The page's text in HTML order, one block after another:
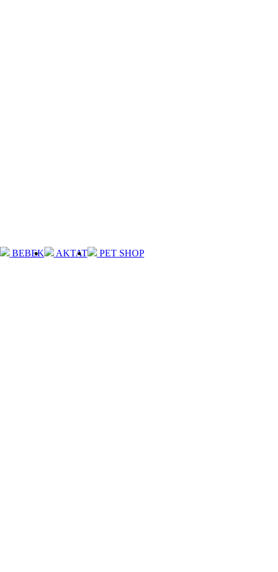
BEBEK AKTAT PET SHOP